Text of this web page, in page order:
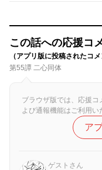
この話への応援コ
（アプリ版に投稿されたコ
第55譚 二心同体
ブラウザ版では、応援
よび通報機能はご利用い
ア
ゲストさん